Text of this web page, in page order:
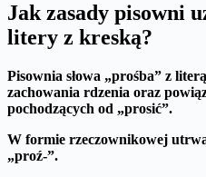
Jak zasady pisowni
litery z kreską?
Pisownia słowa „prośba” z
zachowania rdzenia oraz
pochodzących od „prosić”.
W formie rzeczownikowej
„proź-”.